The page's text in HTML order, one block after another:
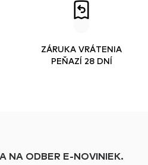
ZÁRUKA VRÁTENIA
PEŇAZÍ 28 DNÍ
NA ODBER E-NOVINIEK.